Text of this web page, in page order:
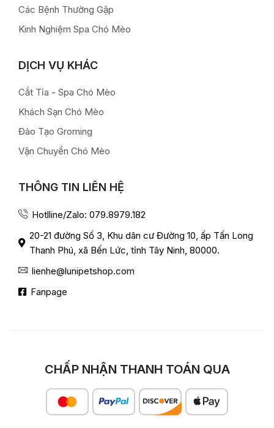
Các Bệnh Thường Gặp
Kinh Nghiệm Spa Chó Mèo
DỊCH VỤ KHÁC
Cắt Tỉa - Spa Chó Mèo
Khách Sạn Chó Mèo
Đào Tạo Groming
Vận Chuyển Chó Mèo
THÔNG TIN LIÊN HỆ
Hotlline/Zalo: 079.8979.182
20-21 đường Số 3, Khu dân cư Đường 10, ấp Tấn Long
Thanh Phú, xã Bến Lức, tỉnh Tây Ninh, 80000.
lienhe@lunipetshop.com
Fanpage
CHẤP NHẬN THANH TOÁN QUA